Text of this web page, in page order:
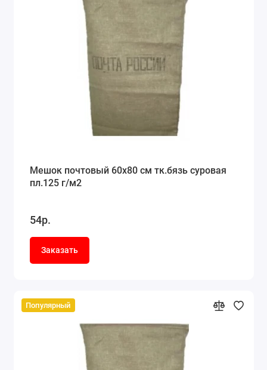
Мешок почтовый 60x80 см тк.бязь суровая
пл.125 г/м2
54р.
Заказать
Популярный